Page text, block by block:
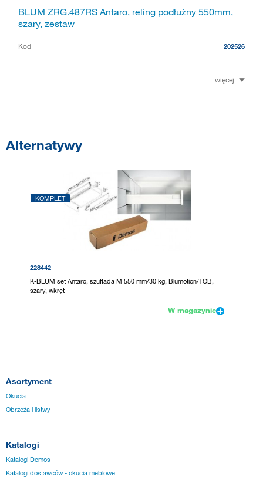
BLUM ZRG.487RS Antaro, reling podłużny 550mm,
szary, zestaw
Kod 202526
więcej
Alternatywy
KOMPLET
228442
K-BLUM set Antaro, szuflada M 550 mm/30 kg, Blumotion/TOB,
szary, wkręt
W magazynie
Asortyment
Okucia
Obrzeża i listwy
Katalogi
Katalogi Demos
Katalogi dostawców - okucia meblowe